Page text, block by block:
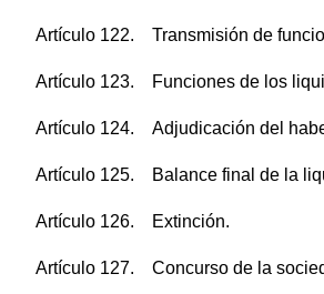
Artículo 122. Transmisión de
Artículo 123. Funciones de los
Artículo 124. Adjudicación del
Artículo 125. Balance final de la
Artículo 126. Extinción.
Artículo 127. Concurso de la